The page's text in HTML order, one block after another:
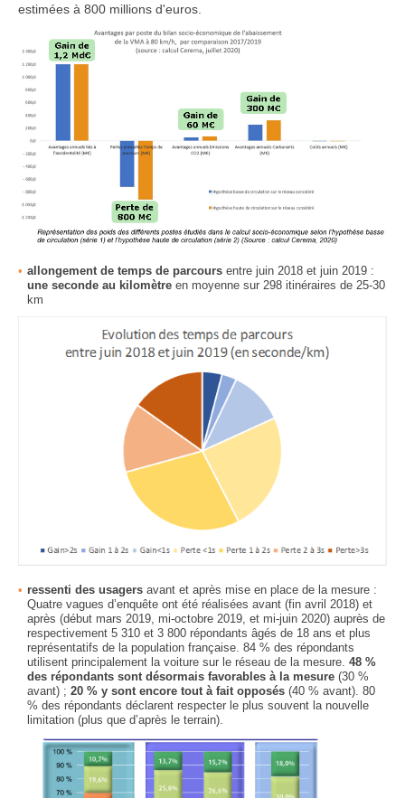
estimées à 800 millions d'euros.
allongement de temps de parcours entre juin 2018 et juin 2019 :
une seconde au kilomètre en moyenne sur 298 itinéraires de 25-30
km
ressenti des usagers avant et après mise en place de la mesure :
Quatre vagues d’enquête ont été réalisées avant (fin avril 2018) et
après (début mars 2019, mi-octobre 2019, et mi-juin 2020) auprès de
respectivement 5 310 et 3 800 répondants âgés de 18 ans et plus
représentatifs de la population française. 84 % des répondants
utilisent principalement la voiture sur le réseau de la mesure. 48 %
des répondants sont désormais favorables à la mesure (30 %
avant) ; 20 % y sont encore tout à fait opposés (40 % avant). 80
% des répondants déclarent respecter le plus souvent la nouvelle
limitation (plus que d’après le terrain).